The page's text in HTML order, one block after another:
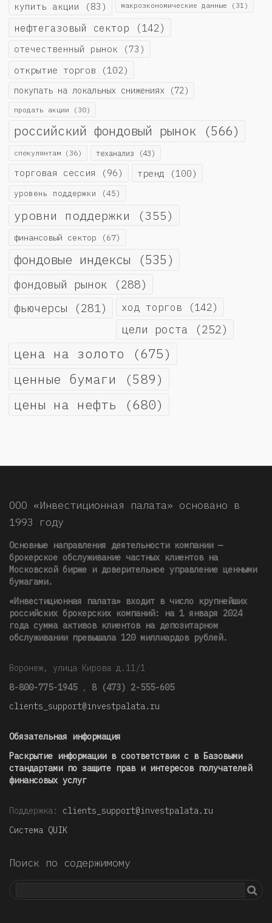
купить акции (83) макроэкономические данные (31)
нефтегазовый сектор (142)
отечественный рынок (73)
открытие торгов (102)
покупать на локальных снижениях (72)
продать акции (30)
российский фондовый рынок (566)
спекулянтам (36) теханализ (43)
торговая сессия (96) тренд (100)
уровень поддержки (45)
уровни поддержки (355)
финансовый сектор (67)
фондовые индексы (535)
фондовый рынок (288)
фьючерсы (281) ход торгов (142)
цели роста (252)
цена на золото (675)
ценные бумаги (589)
цены на нефть (680)
ООО «Инвестиционная палата» основано в
1993 году
Основные направления деятельности компании —
брокерское обслуживание частных клиентов на
Московской бирже и доверительное управление ценными
бумагами.
«Инвестиционная палата» входит в число крупнейших
российских брокерских компаний: на 1 января 2024
года сумма активов клиентов на депозитарном
обслуживании превышала 120 миллиардов рублей.
Воронеж, улица Кирова д.11/1
8-800-775-1945 , 8 (473) 2-555-605
clients_support@investpalata.ru
Обязательная информация
Раскрытие информации в соответствии с в Базовыми
стандартами по защите прав и интересов получателей
финансовых услуг
Поддержка: clients_support@investpalata.ru
Система QUIK
Поиск по содержимому